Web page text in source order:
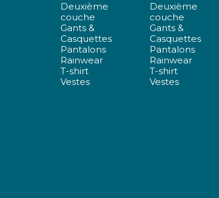
Deuxième
couche
Gants &
Casquettes
Pantalons
Rainwear
T-shirt
Vestes
Deuxième
couche
Gants &
Casquettes
Pantalons
Rainwear
T-shirt
Vestes